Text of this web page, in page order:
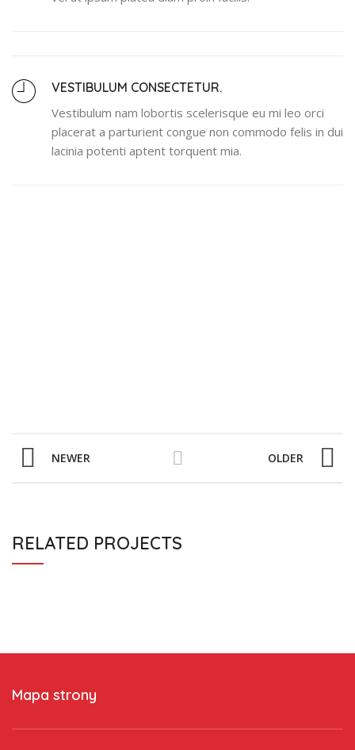
VESTIBULUM CONSECTETUR.
Vestibulum nam lobortis scelerisque eu mi leo orci
placerat a parturient congue non commodo felis in dui
lacinia potenti aptent torquent mia.
NEWER OLDER
RELATED PROJECTS
Mapa strony